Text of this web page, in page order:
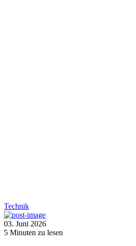
Technik
03. Juni 2026
5 Minuten zu lesen